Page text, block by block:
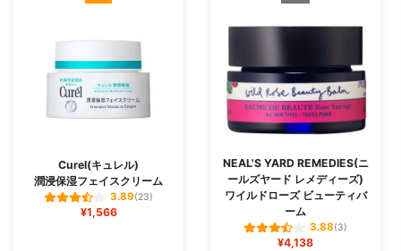
Curel(キュレル)
潤浸保湿フェイスクリーム
3.89(23)
¥1,566
NEAL'S YARD REMEDIES(ニ
ールズヤード レメディーズ)
ワイルドローズ ビューティバ
ーム
3.88(3)
¥4,138